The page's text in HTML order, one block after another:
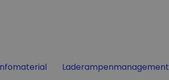
by Filter by
Laderampenmanagement